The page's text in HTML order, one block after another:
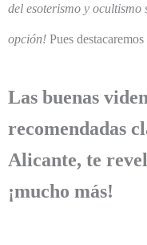
del esoterismo y ocultismo
opción! Pues
Las buenas
recomendadas
Alicante, te
¡mucho más!